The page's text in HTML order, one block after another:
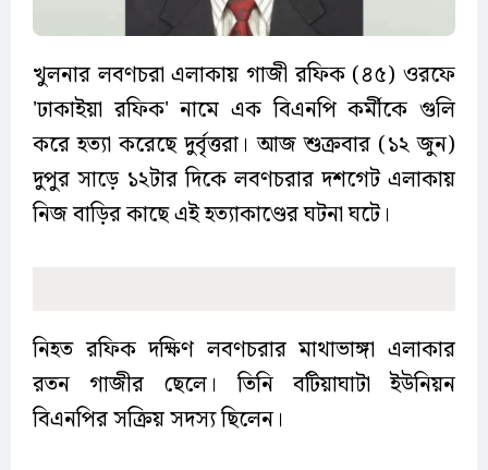
খুলনার লবণচরা এলাকায় গাজী রফিক (৪৫) ওরফে
'ঢাকাইয়া রফিক' নামে এক বিএনপি কর্মীকে গুলি
করে হত্যা করেছে দুর্বৃত্তরা। আজ শুক্রবার (১২ জুন)
দুপুর সাড়ে ১২টার দিকে লবণচরার দশগেট এলাকায়
নিজ বাড়ির কাছে এই হত্যাকাণ্ডের ঘটনা ঘটে।
নিহত রফিক দক্ষিণ লবণচরার মাথাভাঙ্গা এলাকার
রতন গাজীর ছেলে। তিনি বটিয়াঘাটা ইউনিয়ন
বিএনপির সক্রিয় সদস্য ছিলেন।